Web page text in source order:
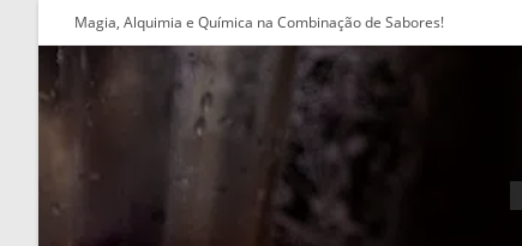
conteúdo
Magia, Alquimia e Química na Combinação de Sabores!